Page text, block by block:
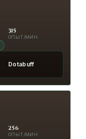
315
ОПЫТ/МИН
Dotabuff
256
ОПЫТ/МИН